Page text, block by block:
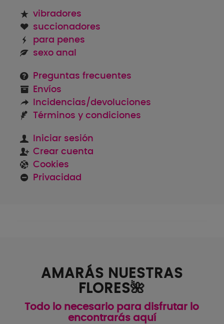
vibradores
succionadores
para penes
sexo anal
Preguntas frecuentes
Envíos
Incidencias/devoluciones
Términos y condiciones
Iniciar sesión
Crear cuenta
Cookies
Privacidad
AMARÁS NUESTRAS
FLORES🌺
Todo lo necesario para disfrutar lo
encontrarás aquí